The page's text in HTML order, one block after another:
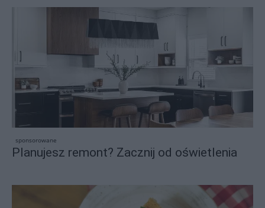
sponsorowane
Planujesz remont? Zacznij od oświetlenia